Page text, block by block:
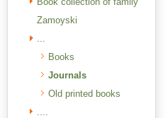
Zamoyski
...
Books
Journals
Old printed books
....